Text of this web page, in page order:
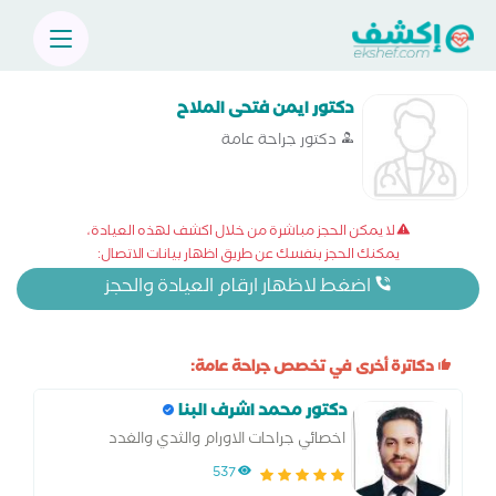
دكتور ايمن فتحى الملاح
دكتور جراحة عامة
لا يمكن الحجز مباشرة من خلال اكشف لهذه العيادة،
يمكنك الحجز بنفسك عن طريق اظهار بيانات الاتصال:
اضغط لاظهار ارقام العيادة والحجز
دكاترة أخرى في تخصص جراحة عامة:
دكتور محمد اشرف البنا
اخصائي جراحات الاورام والثدي والغدد
والمناظير
537